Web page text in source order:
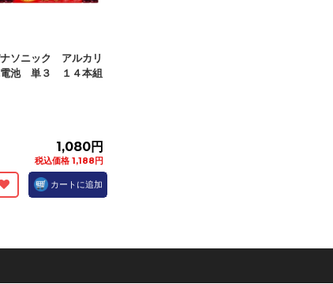
ソニック アルカリ
池 単３ １４本組
1,080円
税込価格 1,188円
カートに追加